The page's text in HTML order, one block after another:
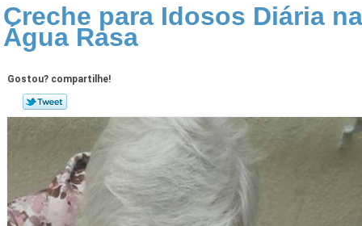
Creche para Idosos Diária
Água Rasa
Gostou? compartilhe!